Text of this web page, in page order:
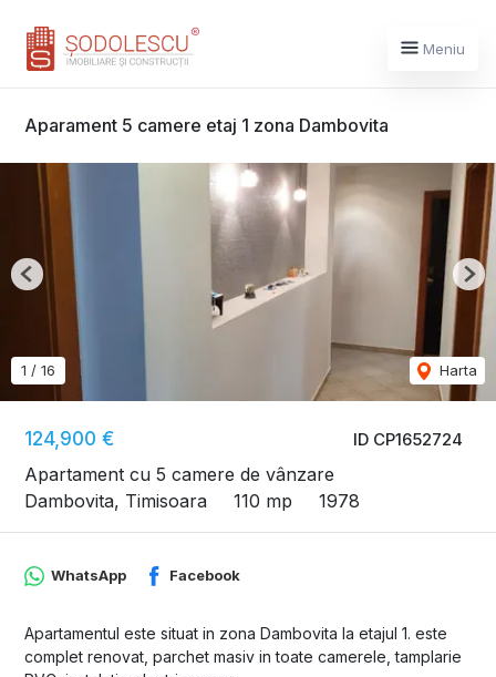
Meniu
Aparament 5 camere etaj 1 zona Dambovita
ID CP1652724
124,900 €
Apartament cu 5 camere de vânzare
Dambovita, Timisoara
110 mp 1978
1 / 16 Harta
Previous
WhatsApp Facebook
Apartamentul este situat in zona Dambovita la etajul 1. este
complet renovat, parchet masiv in toate camerele, tamplarie